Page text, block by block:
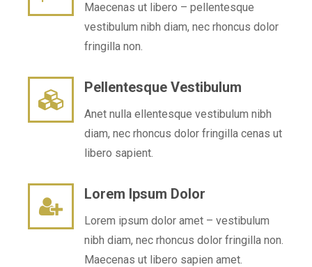
Maecenas ut libero – pellentesque
vestibulum nibh diam, nec rhoncus dolor
fringilla non.
Pellentesque Vestibulum
Anet nulla ellentesque vestibulum nibh
diam, nec rhoncus dolor fringilla cenas ut
libero sapient.
Lorem Ipsum Dolor
Lorem ipsum dolor amet – vestibulum
nibh diam, nec rhoncus dolor fringilla non.
Maecenas ut libero sapien amet.